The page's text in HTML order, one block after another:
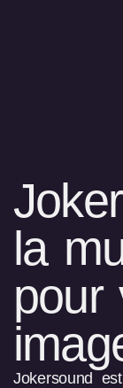
la
pour
Jokersound